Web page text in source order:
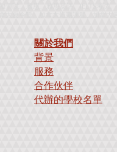
關於我們
背景
服務
合作伙伴
代辦的學校名單